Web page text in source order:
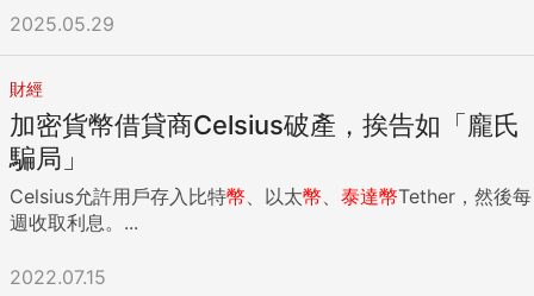
2025.05.29
財經
加密貨幣借貸商Celsius破產，挨告如「龐氏
騙局」
Celsius允許用戶存入比特幣 、以太幣 泰達幣Tether，然後每
週收取利息。...
2022.07.15